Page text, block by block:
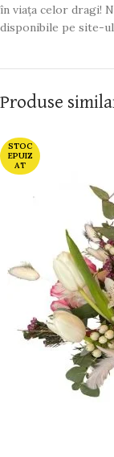
în viața celor dragi!
disponibile pe site-
Produse
STOC
EPUIZ
AT